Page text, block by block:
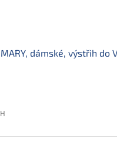
MARY, dámské, výstřih do